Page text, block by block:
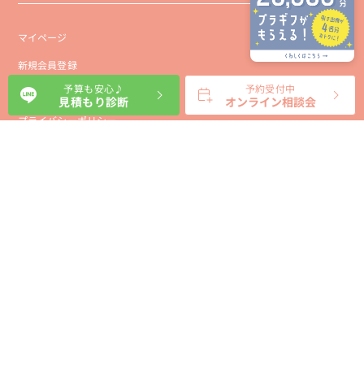
マイページ
新規会員登録
会社概要
プライバシーポリシー
予算も安心♪
見積もり診断
予約受付中
オンライン相談会